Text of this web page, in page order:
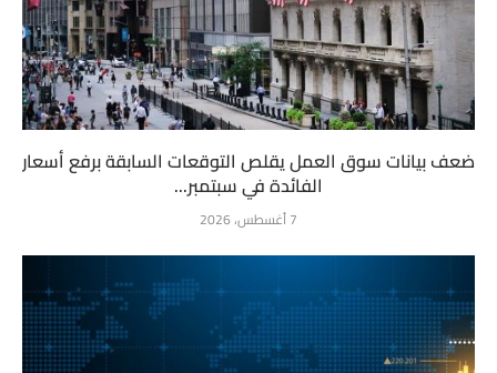
ضعف بيانات سوق العمل يقلص التوقعات السابقة برفع أسعار
الفائدة في سبتمبر...
7 أغسطس، 2026